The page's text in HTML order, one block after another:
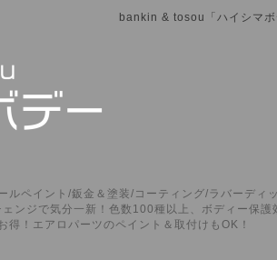
bankin & tosou「ハイシマ
ルペイント/鈑金＆塗装/コーティング/ラバーディ
ンジで気分一新！色数100種以上、ボディー保
！エアロパーツのペイント＆取付けもOK！